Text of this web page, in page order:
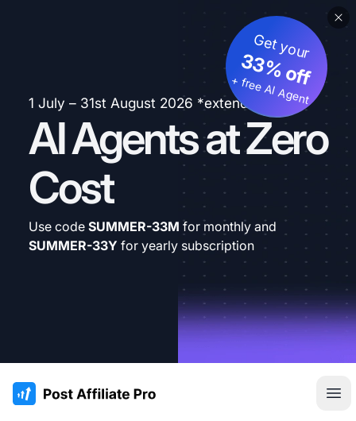
1 July – 31st August 2026 *extended
AI Agents at Zero
Cost
Get your
33% off
+ free AI Agent
Use code SUMMER-33M for monthly and
SUMMER-33Y for yearly subscription
:site.title